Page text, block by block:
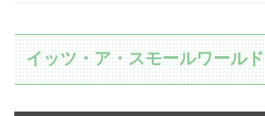
イッツ・ア・スモールワールド